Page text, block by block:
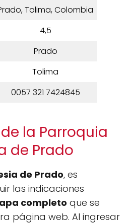
Tolima, Colombia
4,5
Prado
Tolima
0057 321 7424845
la Parroquia
de Prado
de Prado, es
las indicaciones
completo que se
página web. Al ingresar